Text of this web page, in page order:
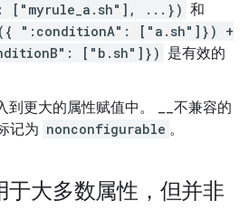
["myrule_a.sh"], ...}) 和
":conditionA": ["a.sh"]}) +
["b.sh"]}) 是有效的
到更大的属性赋值中。 __不兼容的
记为 nonconfigurable 。
于大多数属性，但并非